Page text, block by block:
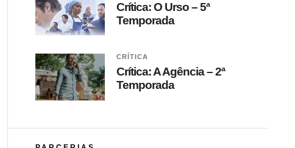
Crítica: O Urso – 5ª
Temporada
CRÍTICA
Crítica: A Agência – 2ª
Temporada